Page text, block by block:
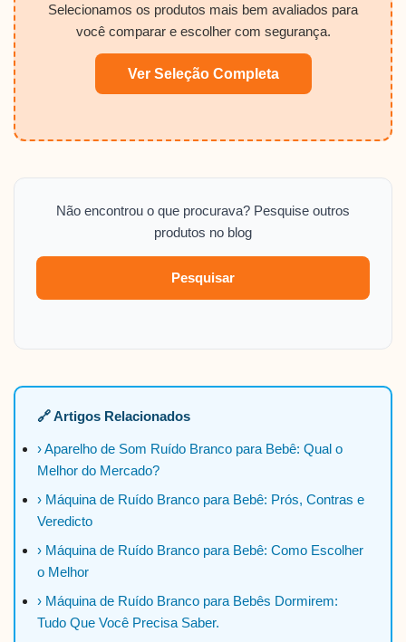
Selecionamos os produtos mais bem avaliados para
você comparar e escolher com segurança.
Ver Seleção Completa
Não encontrou o que procurava? Pesquise outros
produtos no blog
Pesquisar
🔗 Artigos Relacionados
› Aparelho de Som Ruído Branco para Bebê: Qual o
Melhor do Mercado?
› Máquina de Ruído Branco para Bebê: Prós, Contras e
Veredicto
› Máquina de Ruído Branco para Bebê: Como Escolher
o Melhor
› Máquina de Ruído Branco para Bebês Dormirem:
Tudo Que Você Precisa Saber.